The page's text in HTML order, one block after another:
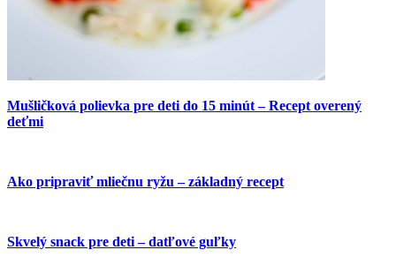
Mušličková polievka pre deti do 15 minút – Recept overený
deťmi
Ako pripraviť mliečnu ryžu – základný recept
Skvelý snack pre deti – datľové guľky